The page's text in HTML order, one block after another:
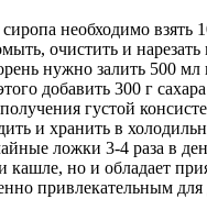
необходимо взять
очистить и
нужно залить 500 мл
добавить 300 г
густой
и хранить в
ложки 3-4 раза в
кашле, но и обладает
привлекательным для